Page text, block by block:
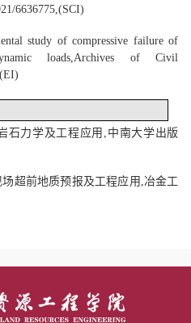
6636775,(SCI)
study of compressive failure of
loads,Archives of Civil
EI)
石力学 及工程应用 ,中南大学出版
场超前地质预报及工程应用 ,冶金工